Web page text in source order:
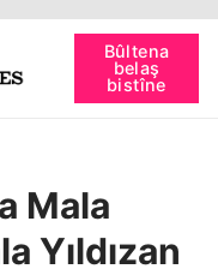
Bûltena
belaş
bistîne
Mala
Yıldızan